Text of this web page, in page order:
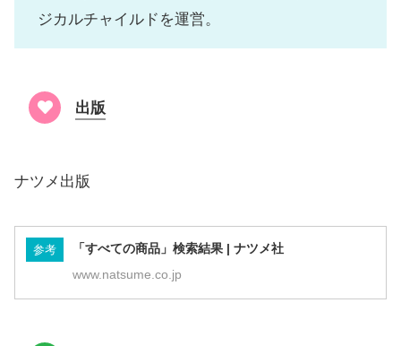
ジカルチャイルドを運営。
出版
ナツメ出版
参考 「すべての商品」検索結果 | ナツメ社
www.natsume.co.jp